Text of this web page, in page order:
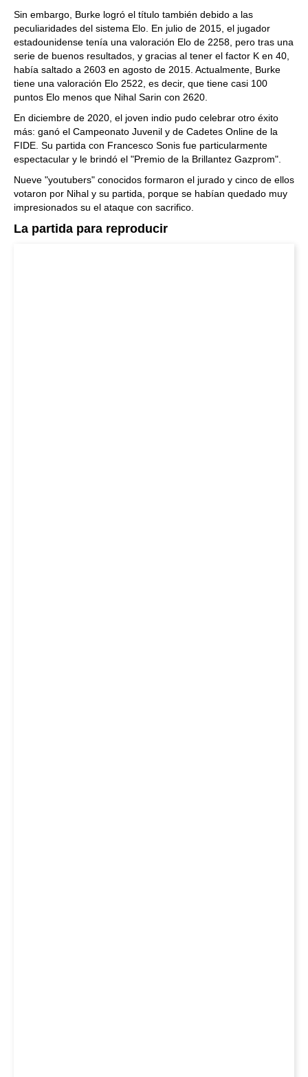
Sin embargo, Burke logró el título también debido a las
peculiaridades del sistema Elo. En julio de 2015, el jugador
estadounidense tenía una valoración Elo de 2258, pero tras una
serie de buenos resultados, y gracias al tener el factor K en 40,
había saltado a 2603 en agosto de 2015. Actualmente, Burke
tiene una valoración Elo 2522, es decir, que tiene casi 100
puntos Elo menos que Nihal Sarin con 2620.
En diciembre de 2020, el joven indio pudo celebrar otro éxito
más: ganó el Campeonato Juvenil y de Cadetes Online de la
FIDE. Su partida con Francesco Sonis fue particularmente
espectacular y le brindó el "Premio de la Brillantez Gazprom".
Nueve "youtubers" conocidos formaron el jurado y cinco de ellos
votaron por Nihal y su partida, porque se habían quedado muy
impresionados su el ataque con sacrifico.
La partida para reproducir